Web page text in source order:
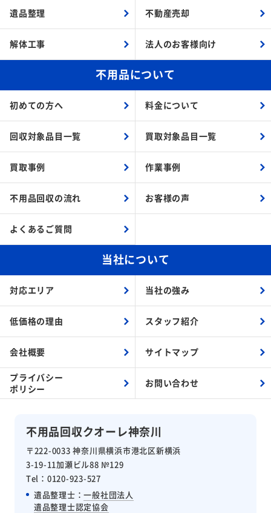
不用品回収クオーレ神奈川
〒222-0033 神奈川県横浜市港北区新横浜
3-19-11加瀬ビル88 №129
Tel：0120-923-527
遺品整理士：一般社団法人
遺品整理士認定協会
遺品整理 不動産売却
解体工事 法人のお客様向け
不用品について
初めての方へ 料金について
回収対象品目一覧 買取対象品目一覧
買取事例 作業事例
不用品回収の流れ お客様の声
よくあるご質問
当社について
対応エリア 当社の強み
低価格の理由 スタッフ紹介
会社概要 サイトマップ
プライバシー
ポリシー
お問い合わせ